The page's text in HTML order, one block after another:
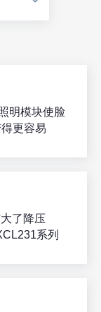
明模块使脸
更容易
了降压
系列